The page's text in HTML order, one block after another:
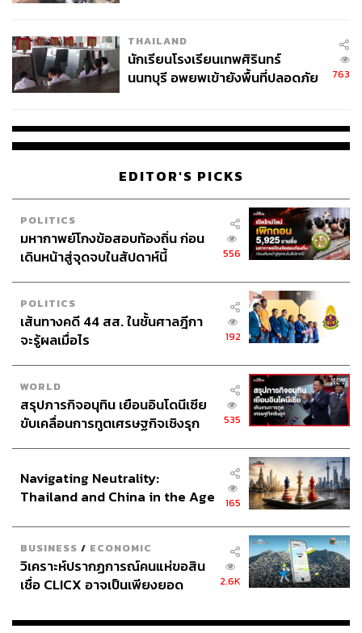
จ่ายหนี้-แอบระบุแบรนด์
THAILAND
นักเรียนโรงเรียนเทพศิรินทร์
นนทบุรี อพยพเข้ายังพื้นที่ปลอดภัย
763
EDITOR'S PICKS
POLITICS
มหากาพย์โกงข้อสอบท้องถิ่น ก่อน
เดินหน้าสู่จุดจบในสัปดาห์นี้
556
POLITICS
เส้นทางคดี 44 สส. ในชั้นศาลฎีกา
จะรู้ผลเมื่อไร
192
WORLD
สรุปภารกิจอนุทิน เยือนอินโดนีเซีย
ขับเคลื่อนการทูตเศรษฐกิจเชิงรุก
535
Navigating Neutrality:
Thailand and China in the Age
165
BUSINESS / ECONOMIC
วิเคราะห์ปรากฏการณ์คนแห่ขอสิน
เชื่อ CLICX อาจเป็นเพียงยอด
เรือนไทยที่ถูกซุกไว้
2.6K